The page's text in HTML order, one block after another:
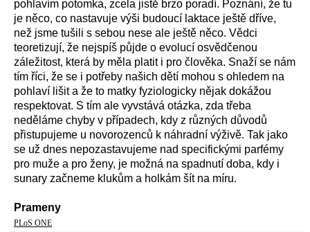
pohlavím potomka, zcela jistě brzo poradí. Poznání, že tu
je něco, co nastavuje výši budoucí laktace ještě dříve,
než jsme tušili s sebou nese ale ještě něco. Vědci
teoretizují, že nejspíš půjde o evolucí osvědčenou
záležitost, která by měla platit i pro člověka. Snaží se nám
tím říci, že se i potřeby našich dětí mohou s ohledem na
pohlaví lišit a že to matky fyziologicky nějak dokážou
respektovat. S tím ale vyvstává otázka, zda třeba
neděláme chyby v případech, kdy z různých důvodů
přistupujeme u novorozenců k náhradní výživě. Tak jako
se už dnes nepozastavujeme nad specifickými parfémy
pro muže a pro ženy, je možná na spadnutí doba, kdy i
sunary začneme klukům a holkám šít na míru.
Prameny
PLoS ONE